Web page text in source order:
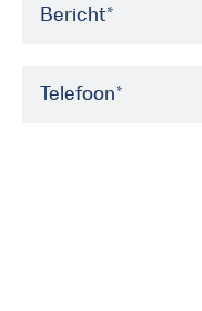
Bericht*
Telefoon*